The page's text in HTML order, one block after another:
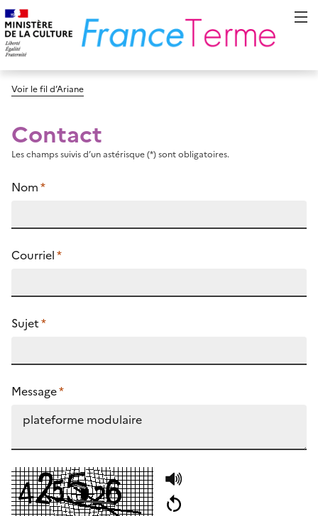
Voir le fil d’Ariane
Contact
Les champs suivis d’un astérisque (*) sont obligatoires.
Nom*
Courriel*
Sujet*
Message*